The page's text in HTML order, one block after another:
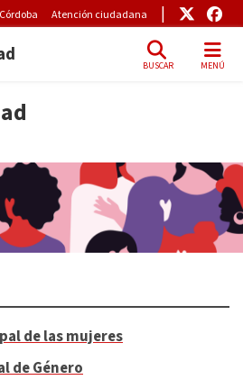
Microsite
Atención ciudadana Enlace
BUSCAR MENÚ
de las mujeres
de Género